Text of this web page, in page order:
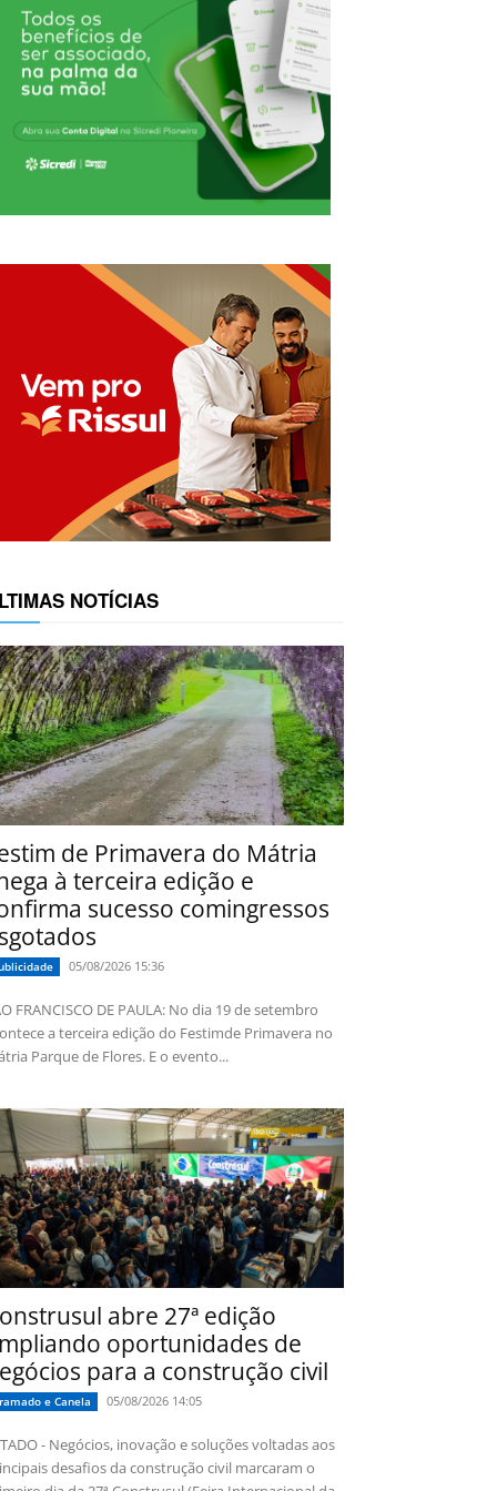
NOTÍCIAS
de Primavera do Mátria
à terceira edição e
sucesso comingressos
05/08/2026 15:36
FRANCISCO DE PAULA: No dia 19 de setembro
a terceira edição do Festimde Primavera no
Parque de Flores. E o evento...
abre 27ª edição
oportunidades de
para a construção civil
e Canela 05/08/2026 14:05
- Negócios, inovação e soluções voltadas aos
desafios da construção civil marcaram o